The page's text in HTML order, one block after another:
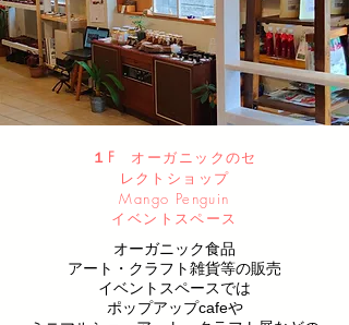
１F オーガニックのセ
レクトショップ
Mango Penguin
​イベントスペース
オーガニック食品
アート・クラフト雑貨等の販売
イベントスペースでは
ポップアップcafeや